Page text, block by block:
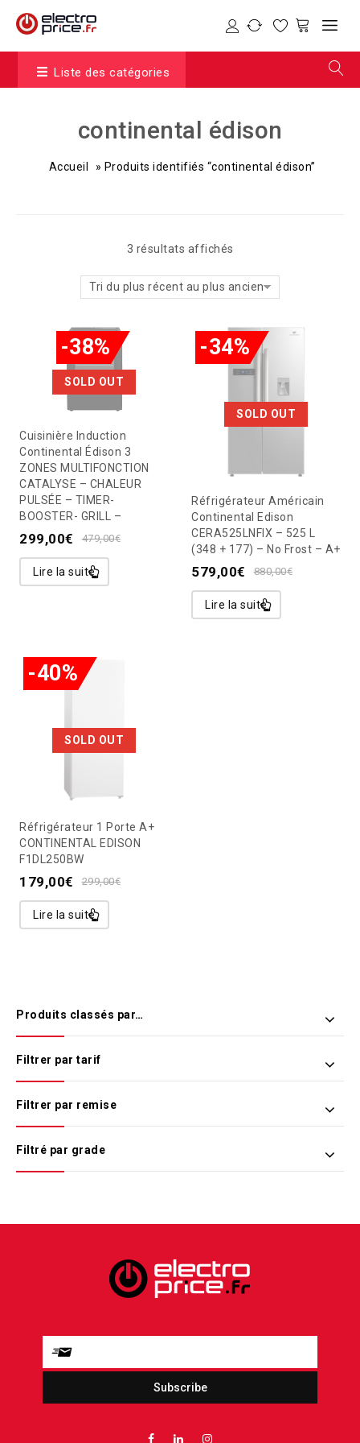
Liste des catégories
continental édison
Accueil » Produits identifiés “continental édison”
3 résultats affichés
Tri du plus récent au plus ancien
SOLD OUT
-38%
Cuisinière Induction
Continental Édison 3
ZONES MULTIFONCTION
CATALYSE – CHALEUR
PULSÉE – TIMER-
BOOSTER- GRILL –
479,00€
299,00€
Lire la suite
SOLD OUT
-34%
Réfrigérateur Américain
Continental Edison
CERA525LNFIX – 525 L
(348 + 177) – No Frost – A+
880,00€
579,00€
Lire la suite
SOLD OUT
-40%
Réfrigérateur 1 Porte A+
CONTINENTAL EDISON
F1DL250BW
299,00€
179,00€
Lire la suite
Produits classés par…
Filtrer par tarif
Filtrer par remise
Filtré par grade